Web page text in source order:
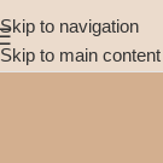
Skip to navigation
Skip to main content